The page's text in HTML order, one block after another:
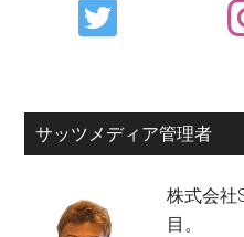
Sidebar
サッツメディア管理者
株式会
目。